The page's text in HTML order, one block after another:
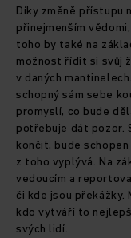
Díky změně přístupu
přinejmenším
toho by také na
možnost řídit si svůj
v daných
schopný sám sebe
promyslí, co bude
potřebuje dát pozor.
končit, bude
z toho vyplývá. Na
vedoucím a
či kde jsou překážky.
kdo vytváří to
svých lidí.